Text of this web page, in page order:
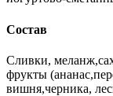
Состав
Сливки,
фрукты
вишня,черника,